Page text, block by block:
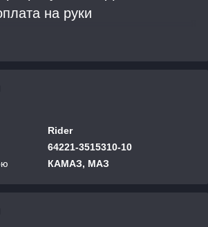
на руки
Rider
64221-3515310-10
КАМАЗ, МАЗ